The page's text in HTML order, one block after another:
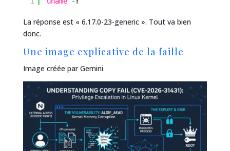
La réponse est « 6.17.0-23-generic ». Tout va bien
donc.
Une image explicative de la faille
Image créée par Gemini